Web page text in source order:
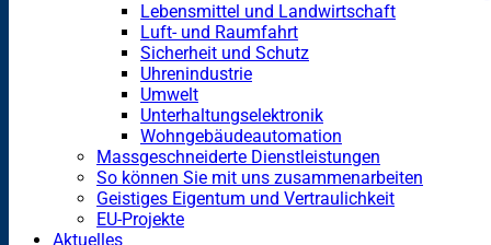
Lebensmittel und Landwirtschaft
Luft- und Raumfahrt
Sicherheit und Schutz
Uhrenindustrie
Umwelt
Unterhaltungselektronik
Wohngebäudeautomation
Massgeschneiderte Dienstleistungen
So können Sie mit uns zusammenarbeiten
Geistiges Eigentum und Vertraulichkeit
EU-Projekte
Aktuelles